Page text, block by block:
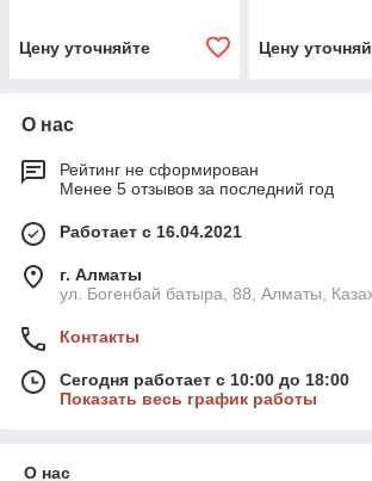
Цену уточняйте
Цену
О нас
Рейтинг не сформирован
Менее 5 отзывов за последний год
Работает с 16.04.2021
г. Алматы
ул. Богенбай батыра, 88, Алматы,
Контакты
Сегодня работает с 10:00 до 18:00
Показать весь график работы
О нас